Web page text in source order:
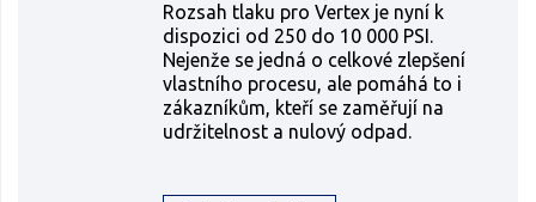
Rozsah tlaku pro Vertex je nyní k
dispozici od 250 do 10 000 PSI.
Nejenže se jedná o celkové zlepšení
vlastního procesu, ale pomáhá to i
zákazníkům, kteří se zaměřují na
udržitelnost a nulový odpad.